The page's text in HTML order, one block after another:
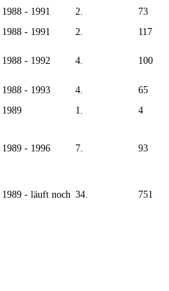
1988 - 1991 2. 73
1988 - 1991 2. 117
1988 - 1992 4. 100
1988 - 1993 4. 65
1989 1. 4
1989 - 1996 7. 93
1989 - läuft noch 34. 751